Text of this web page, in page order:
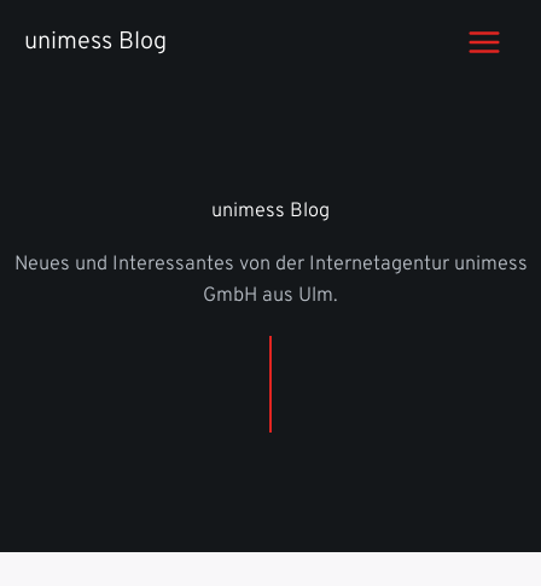
Inhaltunimess Blog
unimess Blog
Neues und Interessantes von der Internetagentur unimess
GmbH aus Ulm.